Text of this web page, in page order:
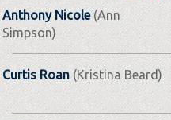
Anthony Nicole(Ann
Simpson)
Curtis Roan (Kristina Beard)